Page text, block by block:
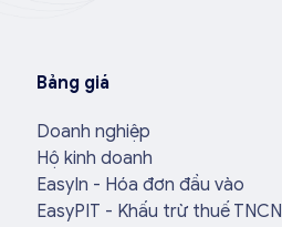
Bảng giá
Doanh nghiệp
Hộ kinh doanh
EasyIn - Hóa đơn đầu vào
EasyPIT - Khấu trừ thuế TNCN